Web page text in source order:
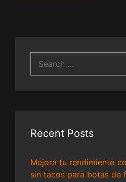
for:
Recent Posts
Mejora tu rendimiento
sin tacos para botas de